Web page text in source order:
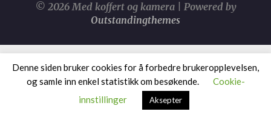
© 2026 Med koffert og kamera | Powered by
Outstandingthemes
Denne siden bruker cookies for å forbedre brukeropplevelsen,
og samle inn enkel statistikk om besøkende.
Cookie-
innstillinger
Aksepter